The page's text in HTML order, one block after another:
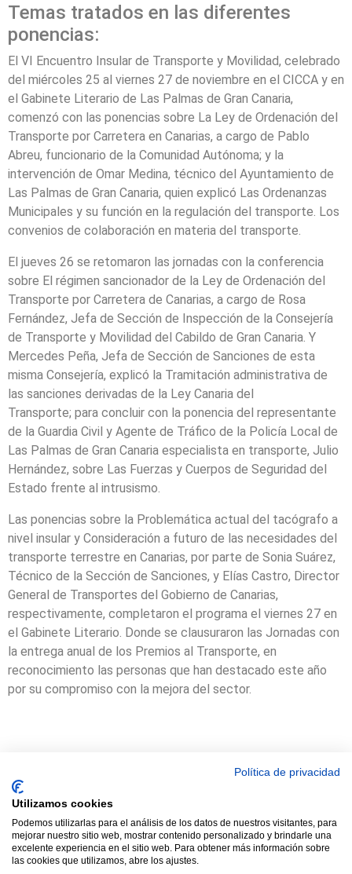
Temas tratados en las diferentes
ponencias:
El VI Encuentro Insular de Transporte y Movilidad, celebrado
del miércoles 25 al viernes 27 de noviembre en el CICCA y en
el Gabinete Literario de Las Palmas de Gran Canaria,
comenzó con las ponencias sobre La Ley de Ordenación del
Transporte por Carretera en Canarias, a cargo de Pablo
Abreu, funcionario de la Comunidad Autónoma; y la
intervención de Omar Medina, técnico del Ayuntamiento de
Las Palmas de Gran Canaria, quien explicó Las Ordenanzas
Municipales y su función en la regulación del transporte. Los
convenios de colaboración en materia del transporte.
El jueves 26 se retomaron las jornadas con la conferencia
sobre El régimen sancionador de la Ley de Ordenación del
Transporte por Carretera de Canarias, a cargo de Rosa
Fernández, Jefa de Sección de Inspección de la Consejería
de Transporte y Movilidad del Cabildo de Gran Canaria. Y
Mercedes Peña, Jefa de Sección de Sanciones de esta
misma Consejería, explicó la Tramitación administrativa de
las sanciones derivadas de la Ley Canaria del
Transporte; para concluir con la ponencia del representante
de la Guardia Civil y Agente de Tráfico de la Policía Local de
Las Palmas de Gran Canaria especialista en transporte, Julio
Hernández, sobre Las Fuerzas y Cuerpos de Seguridad del
Estado frente al intrusismo.
Las ponencias sobre la Problemática actual del tacógrafo a
nivel insular y Consideración a futuro de las necesidades del
transporte terrestre en Canarias, por parte de Sonia Suárez,
Técnico de la Sección de Sanciones, y Elías Castro, Director
General de Transportes del Gobierno de Canarias,
respectivamente, completaron el programa el viernes 27 en
el Gabinete Literario. Donde se clausuraron las Jornadas con
la entrega anual de los Premios al Transporte, en
reconocimiento las personas que han destacado este año
por su compromiso con la mejora del sector.
diseñada por sucursalvirtual
Política de privacidad
Utilizamos cookies
Podemos utilizarlas para el análisis de los datos de nuestros visitantes, para
mejorar nuestro sitio web, mostrar contenido personalizado y brindarle una
excelente experiencia en el sitio web. Para obtener más información sobre
las cookies que utilizamos, abre los ajustes.